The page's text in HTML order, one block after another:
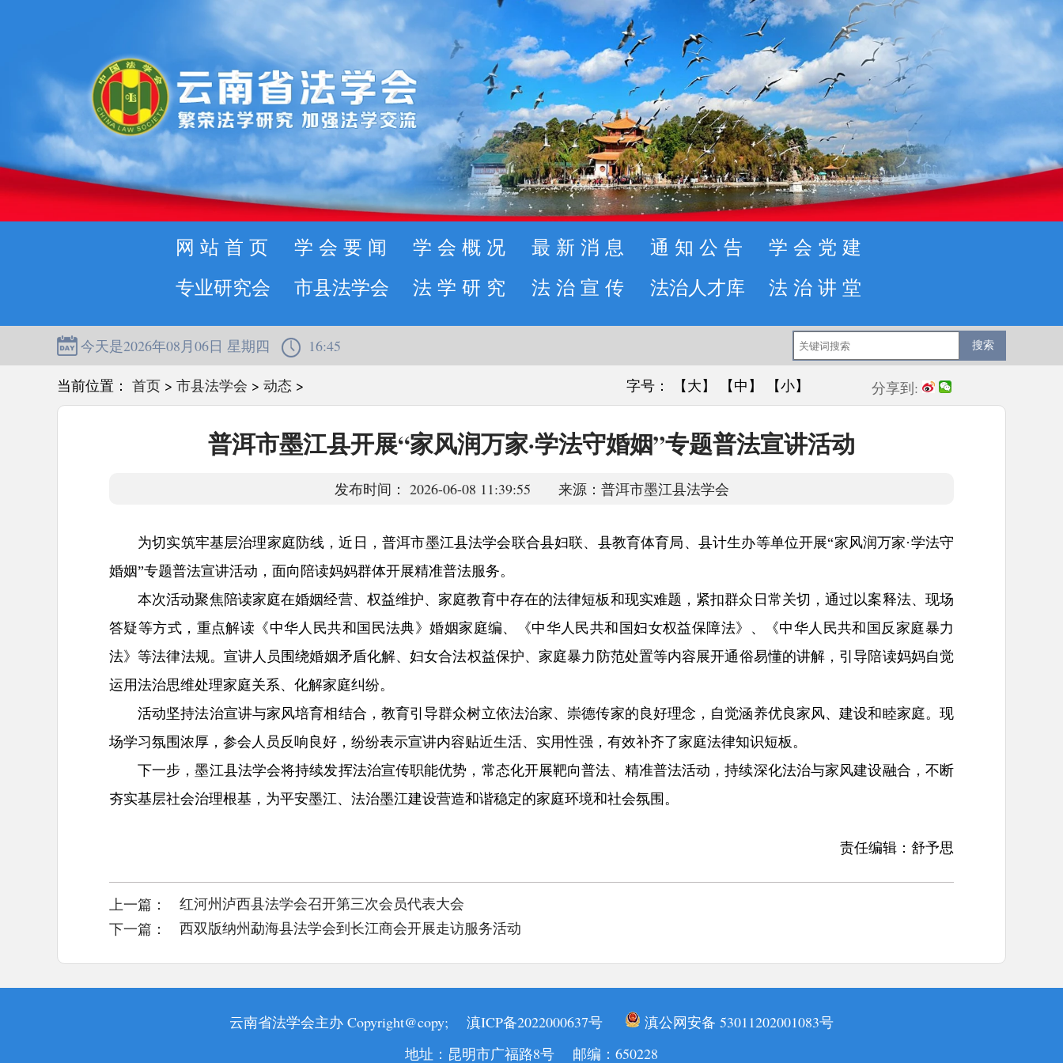
网站首页 学会要闻 学会概况 最新消息 通知公告
学会党建
专业研究会
市县法学会 法学研究 法治宣传 法治人才库 法治讲堂
今天是2026年08月06日 星期四 16:45
当前位置： 首页 > 市县法学会 > 动态 > 分享到:
字号： 【大】 【中】 【小】
普洱市墨江县开展“家风润万家·学法守婚姻”专题普法宣讲活动
发布时间： 2026-06-08 11:39:55 来源：普洱市墨江县法学会
为切实筑牢基层治理家庭防线，近日，普洱市墨江县法学会联合县妇联、县教育体育局、县计生办等单位开展“家风润万家·学法守
婚姻”专题普法宣讲活动，面向陪读妈妈群体开展精准普法服务。
本次活动聚焦陪读家庭在婚姻经营、权益维护、家庭教育中存在的法律短板和现实难题，紧扣群众日常关切，通过以案释法、现场
答疑等方式，重点解读《中华人民共和国民法典》婚姻家庭编、《中华人民共和国妇女权益保障法》、《中华人民共和国反家庭暴力
法》等法律法规。宣讲人员围绕婚姻矛盾化解、妇女合法权益保护、家庭暴力防范处置等内容展开通俗易懂的讲解，引导陪读妈妈自觉
运用法治思维处理家庭关系、化解家庭纠纷。
活动坚持法治宣讲与家风培育相结合，教育引导群众树立依法治家、崇德传家的良好理念，自觉涵养优良家风、建设和睦家庭。现
场学习氛围浓厚，参会人员反响良好，纷纷表示宣讲内容贴近生活、实用性强，有效补齐了家庭法律知识短板。
下一步，墨江县法学会将持续发挥法治宣传职能优势，常态化开展靶向普法、精准普法活动，持续深化法治与家风建设融合，不断
夯实基层社会治理根基，为平安墨江、法治墨江建设营造和谐稳定的家庭环境和社会氛围。
责任编辑：舒予思
上一篇： 红河州泸西县法学会召开第三次会员代表大会
下一篇： 西双版纳州勐海县法学会到长江商会开展走访服务活动
云南省法学会主办 Copyright@copy; 滇ICP备2022000637号
滇公网安备 53011202001083号
地址：昆明市广福路8号 邮编：650228